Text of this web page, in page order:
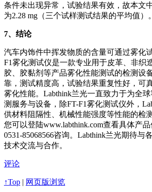
条件未出现异常，试验结果有效，故本文
为2.28 mg（三个试样测试结果的平均值）。
7、结论
汽车内饰件中挥发物质的含量可通过雾化
F1雾化测试仪是一款专业用于皮革、非织
胶、胶黏剂等产品雾化性能测试的检测设
靠，测试精度高，试验结果重复性好，可
雾化性能。Labthink兰光一直致力于为全
测服务与设备，除FT-F1雾化测试仪外，
供材料阻隔性、机械性能强度等性能的检
您可以登陆www.labthink.com查看具体产
0531-85068566咨询。Labthink兰光期待与
技术交流与合作。
评论
↑Top | 网页版浏览